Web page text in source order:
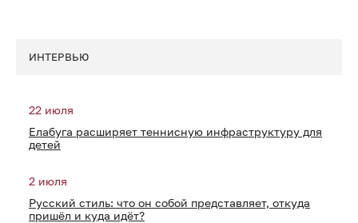
ИНТЕРВЬЮ
22 июля
Елабуга расширяет теннисную инфраструктуру для
детей
2 июля
Русский стиль: что он собой представляет, откуда
пришёл и куда идёт?